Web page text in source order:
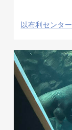
以布利センター